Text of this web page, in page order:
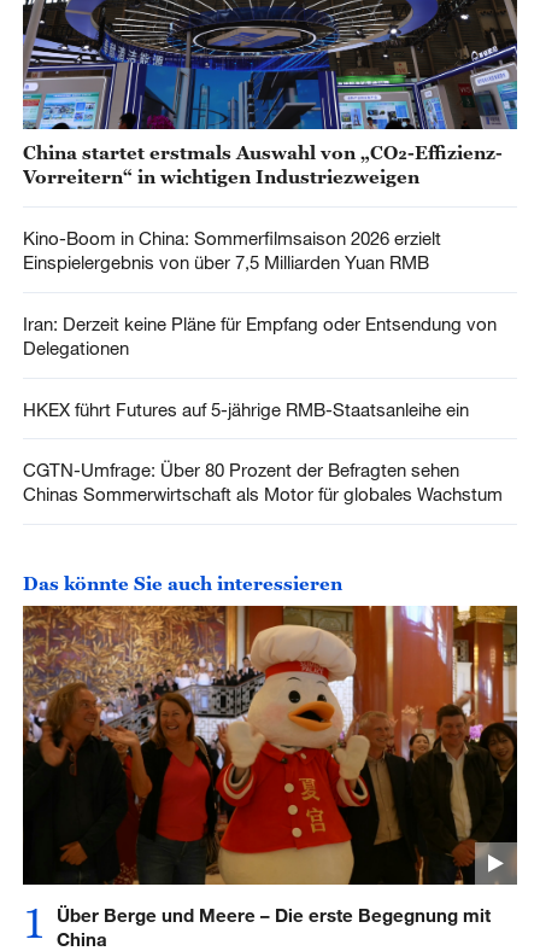
China startet erstmals Auswahl von „CO₂-Effizienz-
Vorreitern“ in wichtigen Industriezweigen
Kino-Boom in China: Sommerfilmsaison 2026 erzielt
Einspielergebnis von über 7,5 Milliarden Yuan RMB
Iran: Derzeit keine Pläne für Empfang oder Entsendung von
Delegationen
HKEX führt Futures auf 5-jährige RMB-Staatsanleihe ein
CGTN-Umfrage: Über 80 Prozent der Befragten sehen
Chinas Sommerwirtschaft als Motor für globales Wachstum
Das könnte Sie auch interessieren
1
Über Berge und Meere – Die erste Begegnung mit
China